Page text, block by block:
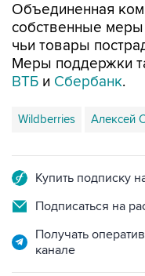
Объединенная
собственные
чьи товары
Меры поддержки
ВТБ и Сбербанк.
Wildberries Алексей
Купить подписку
Подписаться на
Получать
канале